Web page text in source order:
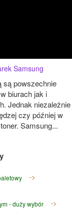
Samsung
są powszechnie
biurach jak i
Jednak
czy później w
Samsung...
- duży wybór